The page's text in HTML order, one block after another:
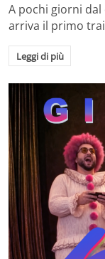
A pochi giorni dal
arriva il primo
Leggi di più